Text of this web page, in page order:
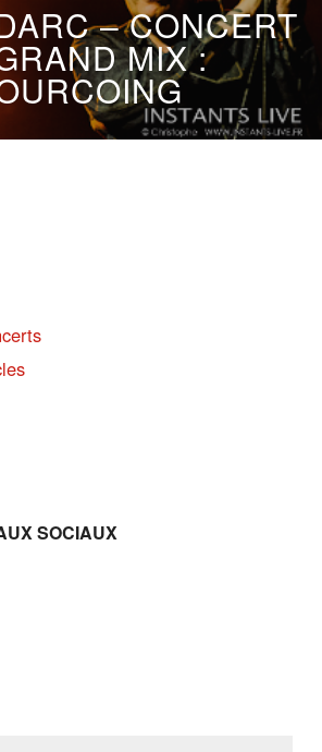
– CONCERT
MIX :
SOCIAUX